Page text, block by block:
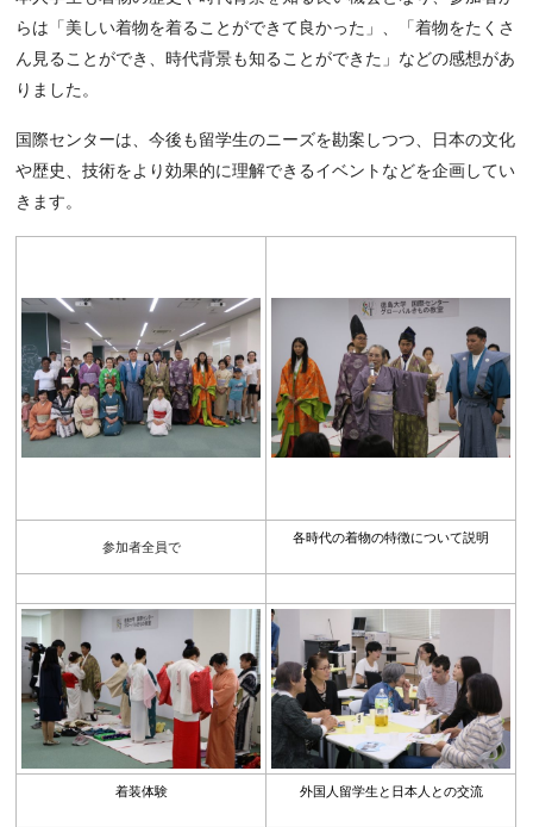
らは「美しい着物を着ることができて良かった」、「着物をたくさ
ん見ることができ、時代背景も知ることができた」などの感想があ
りました。
国際センターは、今後も留学生のニーズを勘案しつつ、日本の文化
や歴史、技術をより効果的に理解できるイベントなどを企画してい
きます。
参加者全員で
各時代の着物の特徴について説明
着装体験 外国人留学生と日本人との交流